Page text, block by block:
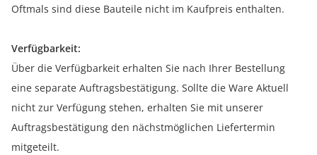
Oftmals sind diese Bauteile nicht im Kaufpreis enthalten.
Verfügbarkeit:
Über die Verfügbarkeit erhalten Sie nach Ihrer Bestellung
eine separate Auftragsbestätigung. Sollte die Ware Aktuell
nicht zur Verfügung stehen, erhalten Sie mit unserer
Auftragsbestätigung den nächstmöglichen Liefertermin
mitgeteilt.